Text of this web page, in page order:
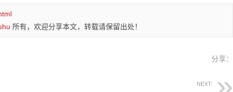
所有，欢迎分享本文，转载请保留出处！
分享：
NEXT: